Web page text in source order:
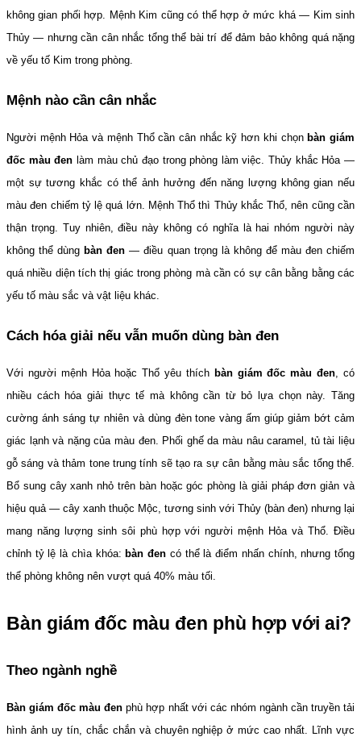
không gian phối hợp. Mệnh Kim cũng có thể hợp ở mức khá — Kim sinh
Thủy — nhưng cần cân nhắc tổng thể bài trí để đảm bảo không quá nặng
về yếu tố Kim trong phòng.
Mệnh nào cần cân nhắc
Người mệnh Hỏa và mệnh Thổ cần cân nhắc kỹ hơn khi chọn bàn giám
đốc màu đen làm màu chủ đạo trong phòng làm việc. Thủy khắc Hỏa —
một sự tương khắc có thể ảnh hưởng đến năng lượng không gian nếu
màu đen chiếm tỷ lệ quá lớn. Mệnh Thổ thì Thủy khắc Thổ, nên cũng cần
thận trọng. Tuy nhiên, điều này không có nghĩa là hai nhóm người này
không thể dùng bàn đen — điều quan trọng là không để màu đen chiếm
quá nhiều diện tích thị giác trong phòng mà cần có sự cân bằng bằng các
yếu tố màu sắc và vật liệu khác.
Cách hóa giải nếu vẫn muốn dùng bàn đen
Với người mệnh Hỏa hoặc Thổ yêu thích bàn giám đốc màu đen , có
nhiều cách hóa giải thực tế mà không cần từ bỏ lựa chọn này. Tăng
cường ánh sáng tự nhiên và dùng đèn tone vàng ấm giúp giảm bớt cảm
giác lạnh và nặng của màu đen. Phối ghế da màu nâu caramel, tủ tài liệu
gỗ sáng và thảm tone trung tính sẽ tạo ra sự cân bằng màu sắc tổng thể.
Bổ sung cây xanh nhỏ trên bàn hoặc góc phòng là giải pháp đơn giản và
hiệu quả — cây xanh thuộc Mộc, tương sinh với Thủy (bàn đen) nhưng lại
mang năng lượng sinh sôi phù hợp với người mệnh Hỏa và Thổ. Điều
chỉnh tỷ lệ là chìa khóa: bàn đen có thể là điểm nhấn chính, nhưng tổng
thể phòng không nên vượt quá 40% màu tối.
Bàn giám đốc màu đen phù hợp với ai?
Theo ngành nghề
Bàn giám đốc màu đen phù hợp nhất với các nhóm ngành cần truyền tải
hình ảnh uy tín, chắc chắn và chuyên nghiệp ở mức cao nhất. Lĩnh vực